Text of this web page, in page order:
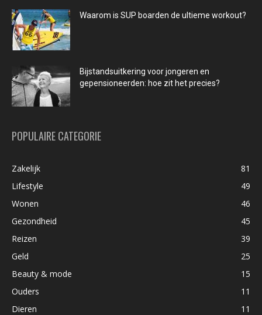
Waarom is SUP boarden de ultieme workout?
Bijstandsuitkering voor jongeren en
gepensioneerden: hoe zit het precies?
POPULAIRE CATEGORIE
Zakelijk
81
Lifestyle
49
Wonen
46
Gezondheid
45
Reizen
39
Geld
25
Beauty & mode
15
Ouders
11
Dieren
11